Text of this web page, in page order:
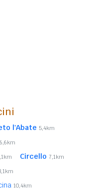
l'Abate 5,4km
6,6km
Circello 7,1km
10,4km